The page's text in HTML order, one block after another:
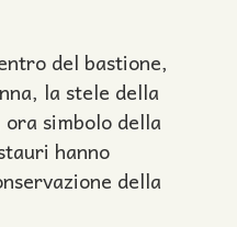
del bastione,
la stele della
simbolo della
hanno
della